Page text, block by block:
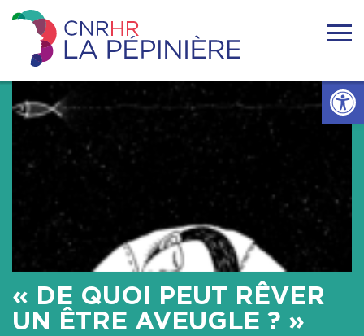
Ouvrir
to
content
Centre
national
de
ressources
handicaps
Pépinière
Accueil
Actualités
Nous connaitre
Se former
Se documenter
« DE QUOI PEUT RÊVER
UN ÊTRE AVEUGLE ? »